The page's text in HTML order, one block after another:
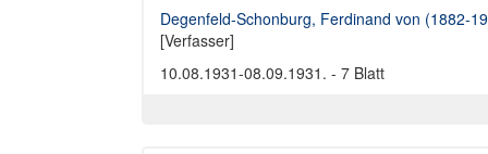
Degenfeld-Schonburg, Ferdinand von (1882-
[Verfasser]
10.08.1931-08.09.1931. - 7 Blatt